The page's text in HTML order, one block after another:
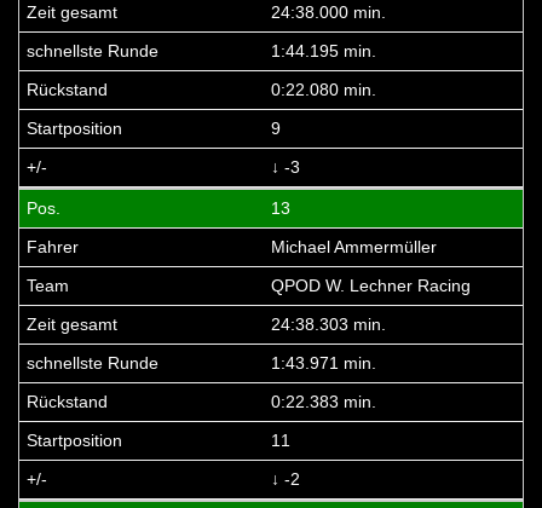
24:38.000 min.
1:44.195 min.
0:22.080 min.
9
↓ -3
13
Michael Ammermüller
QPOD W. Lechner Racing
24:38.303 min.
1:43.971 min.
0:22.383 min.
11
↓ -2